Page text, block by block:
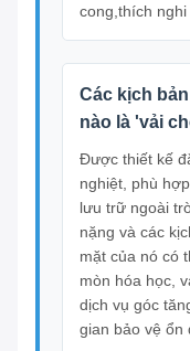
cong,thích
Các kịch
nào là 'vải
Được thiết kế
nghiệt, phù
lưu trữ ngoài
nặng và các
mặt của nó có
mòn hóa học,
dịch vụ góc
gian bảo vệ ổn